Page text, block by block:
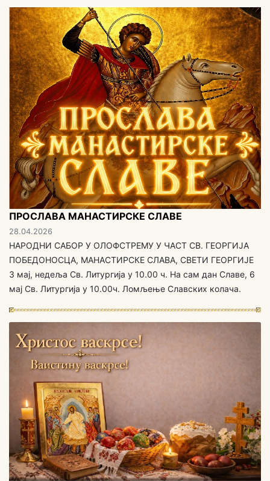
ПРОСЛАВА МАНАСТИРСКЕ СЛАВЕ
28.04.2026
НАРОДНИ САБОР У ОЛОФСТРЕМУ У ЧАСТ СВ. ГЕОРГИЈА
ПОБЕДОНОСЦА, МАНАСТИРСКЕ СЛАВА, СВЕТИ ГЕОРГИЈЕ
3 мај, недеља Св. Литургија у 10.00 ч. На сам дан Славе, 6
мај Св. Литургија у 10.00ч. Ломљење Славских колача.